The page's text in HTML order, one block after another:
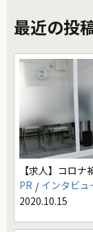
最近の投
【求人】コロ
PR
インタビュ
2020.10.15